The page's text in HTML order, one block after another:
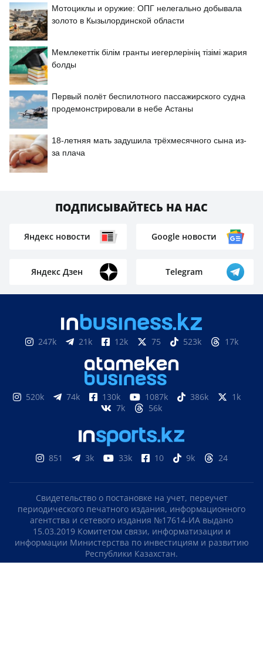
Мотоциклы и оружие: ОПГ нелегально добывала
золото в Кызылординской области
Мемлекеттік білім гранты иегерлерінің тізімі жария
болды
Первый полёт беспилотного пассажирского судна
продемонстрировали в небе Астаны
18-летняя мать задушила трёхмесячного сына из-
за плача
ПОДПИСЫВАЙТЕСЬ НА НАС
Яндекс новости Google новости
Яндекс Дзен Telegram
247k 21k 12k 75 523k 17k
520k 74k 130k 1087k 386k
1k
7k
56k
851 3k 33k 10 9k 24
Свидетельство о постановке на учет, переучет
периодического печатного издания, информационного
агентства и сетевого издания №17614-ИА выдано
15.03.2019 Комитетом связи, информатизации и
информации Министерства по инвестициям и развитию
Республики Казахстан.